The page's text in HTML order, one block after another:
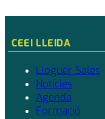
CEEI LLEIDA
Lloguer Sales
Notícies
Agenda
Formació